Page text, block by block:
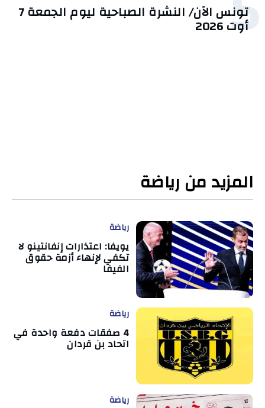
تونس الآن/ النشرة الصباحية ليوم الجمعة 7
أوت 2026
المزيد من رياضة
رياضة
يويفا: اعتذارات إنفانتينو لا
تكفي لإنهاء أزمة حقوق
الفيفا
رياضة
4 صفقات دفعة واحدة في
اتحاد بن قردان
رياضة